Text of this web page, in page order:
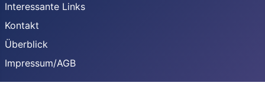
Interessante Links
Kontakt
Überblick
Impressum/AGB